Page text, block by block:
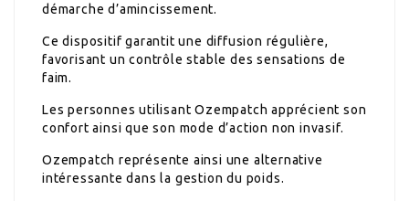
démarche d’amincissement.
Ce dispositif garantit une diffusion régulière,
favorisant un contrôle stable des sensations de
faim.
Les personnes utilisant Ozempatch apprécient son
confort ainsi que son mode d’action non invasif.
Ozempatch représente ainsi une alternative
intéressante dans la gestion du poids.